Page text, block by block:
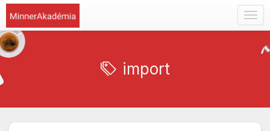
import